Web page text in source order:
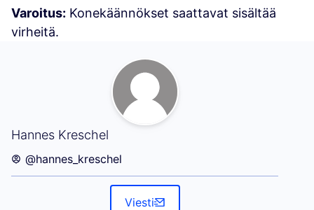
Varoitus: Konekäännökset saattavat sisältää
virheitä.
Hannes Kreschel
Oma toiminta (Hannes Kreschel)
@hannes_kreschel
Viesti